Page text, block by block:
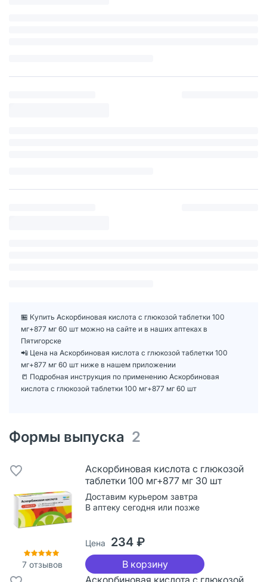
🏪 Купить Аскорбиновая кислота с глюкозой таблетки 100
мг+877 мг 60 шт можно на сайте и в наших аптеках в
Пятигорске
📲 Цена на Аскорбиновая кислота с глюкозой таблетки 100
мг+877 мг 60 шт ниже в нашем приложении
📒 Подробная инструкция по применению Аскорбиновая
кислота с глюкозой таблетки 100 мг+877 мг 60 шт
Формы выпуска 2
7 отзывов
Аскорбиновая кислота с глюкозой
таблетки 100 мг+877 мг 30 шт
Доставим курьером завтра
В аптеку сегодня или позже
Цена 234 ₽
В корзину
Аскорбиновая кислота с глюкозой